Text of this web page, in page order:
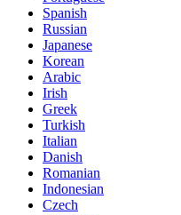
Spanish
Russian
Japanese
Korean
Arabic
Irish
Greek
Turkish
Italian
Danish
Romanian
Indonesian
Czech